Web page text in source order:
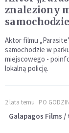
znaleziony
samochodzie
Aktor filmu
samochodzie w
miejscowego -
lokalną policję.
2 lata temu PO
Galapagos Films /